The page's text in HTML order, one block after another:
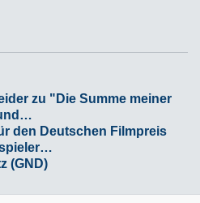
zu "Die Summe meiner
den Deutschen Filmpreis
(GND)